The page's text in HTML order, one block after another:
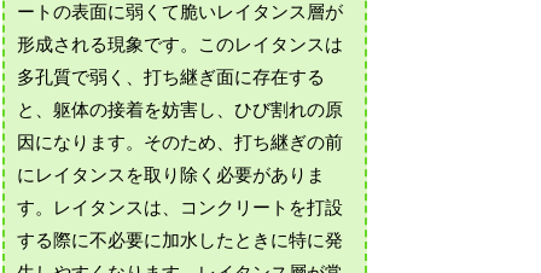
ートの表面に弱くて脆いレイタンス層が
形成される現象です。このレイタンスは
多孔質で弱く、打ち継ぎ面に存在する
と、躯体の接着を妨害し、ひび割れの原
因になります。そのため、打ち継ぎの前
にレイタンスを取り除く必要がありま
す。レイタンスは、コンクリートを打設
する際に不必要に加水したときに特に発